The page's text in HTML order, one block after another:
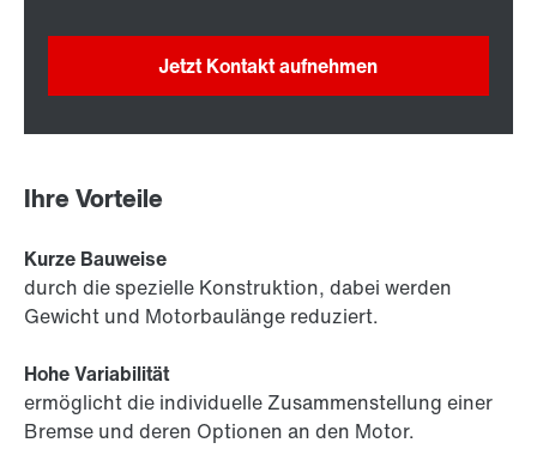
Jetzt Kontakt aufnehmen
Ihre Vorteile
Kurze Bauweise
durch die spezielle Konstruktion, dabei werden
Gewicht und Motorbaulänge reduziert.
Hohe Variabilität
ermöglicht die individuelle Zusammenstellung einer
Bremse und deren Optionen an den Motor.